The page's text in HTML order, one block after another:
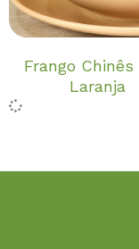
Frango Chinês
Laranja